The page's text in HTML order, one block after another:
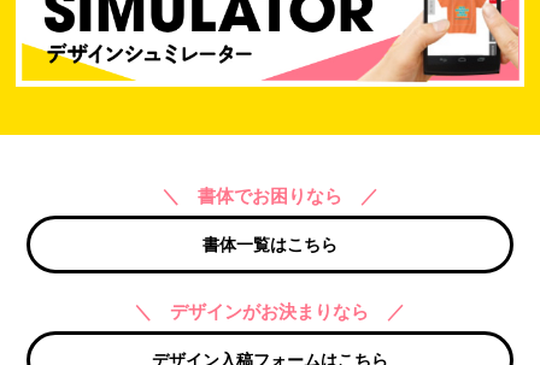
＼ 書体でお困りなら ／
書体一覧はこちら
＼ デザインがお決まりなら ／
デザイン入稿フォームはこちら